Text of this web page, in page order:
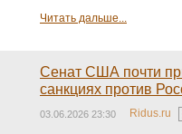
Читать дальше...
Сенат США почти
санкциях против
03.06.2026 23:30 Ridus.ru